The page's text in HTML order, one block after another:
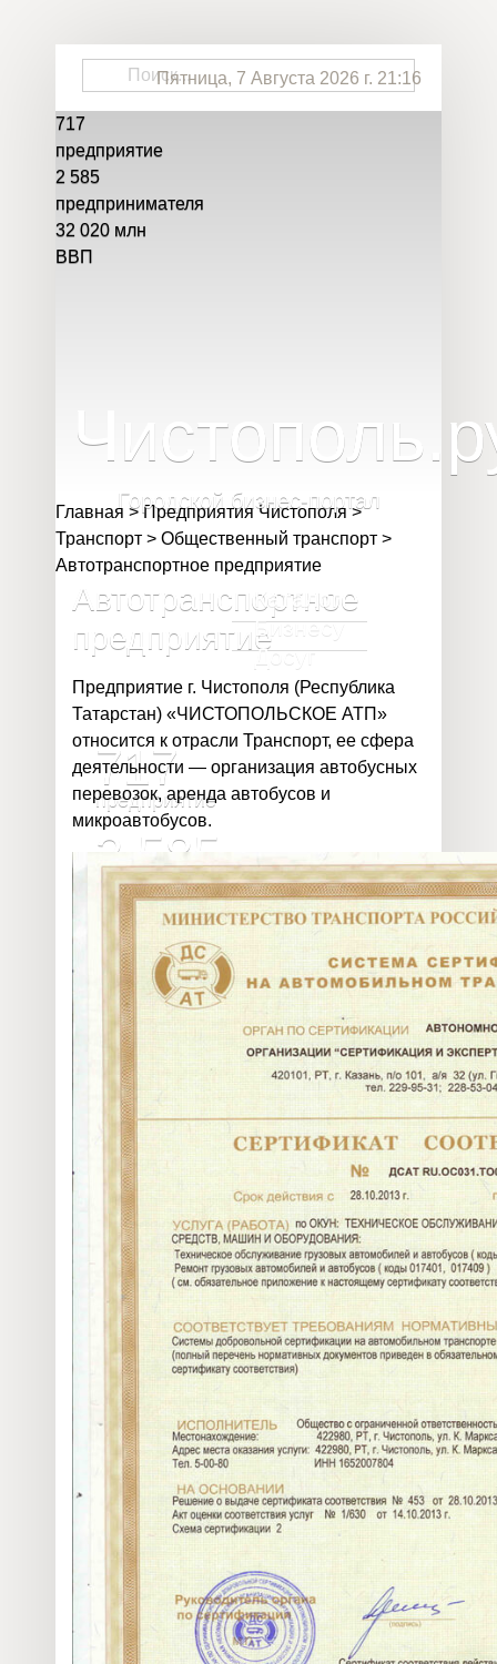
Пятница, 7 Августа 2026 г. 21:16
717
предприятие
2 585
предпринимателя
32 020 млн
ВВП
Чистополь
Городской бизнес-портал
Каталог
Бизнесу
Досуг
717
предприятие
2 585
предпринимателя
32 020млн
объём валового продукта
Главная > Предприятия Чистополя >
Транспорт > Общественный транспорт >
Автотранспортное предприятие
Автотранспортное
предприятие
Предприятие г. Чистополя (Республика
Татарстан) «ЧИСТОПОЛЬСКОЕ АТП»
относится к отрасли Транспорт, ее сфера
деятельности — организация автобусных
перевозок, аренда автобусов и
микроавтобусов.